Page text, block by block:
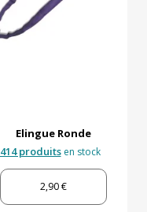
Elingue Ronde
414 produitsen stock
2,90 €